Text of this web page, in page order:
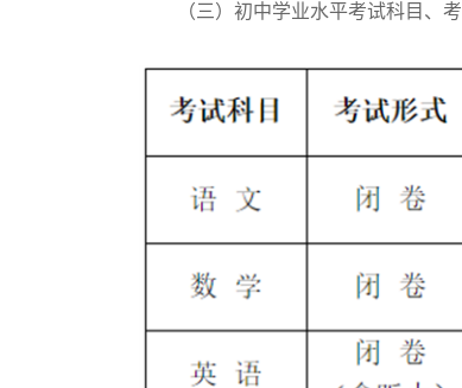
（三）初中学业水平考试科目、考